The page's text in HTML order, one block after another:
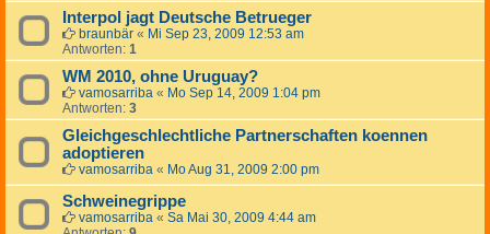
Interpol jagt Deutsche Betrueger
braunbär « Mi Sep 23, 2009 12:53 am
Antworten: 1
WM 2010, ohne Uruguay?
vamosarriba « Mo Sep 14, 2009 1:04 pm
Antworten: 3
Gleichgeschlechtliche Partnerschaften koennen
adoptieren
vamosarriba « Mo Aug 31, 2009 2:00 pm
Schweinegrippe
vamosarriba « Sa Mai 30, 2009 4:44 am